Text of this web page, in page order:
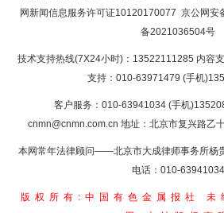
网新闻信息服务许可证10120170077 京公网安
备2021036504号
技术支持热线(7X24小时)：13522111285 内容
支持：010-63971479 (手机
客户服务：010-63941034 (手机
cnmn@cnmn.com.cn 地址：北京市复兴路乙
本网常年法律顾问——北京市大成律师事务所杨
电话：010-63941034
版权所有:中国有色金属报社
未